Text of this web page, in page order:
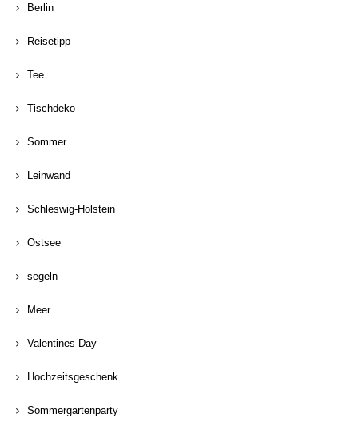
Berlin
Reisetipp
Tee
Tischdeko
Sommer
Leinwand
Schleswig-Holstein
Ostsee
segeln
Meer
Valentines Day
Hochzeitsgeschenk
Sommergartenparty